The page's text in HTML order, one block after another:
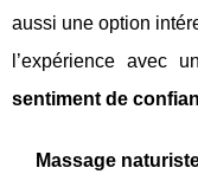
aussi une option
l’expérience avec
sentiment de
Massage